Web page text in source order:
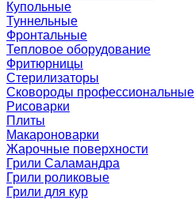
Купольные
Туннельные
Фронтальные
Тепловое оборудование
Фритюрницы
Стерилизаторы
Сковороды профессиональные
Рисоварки
Плиты
Макароноварки
Жарочные поверхности
Грили Саламандра
Грили роликовые
Грили для кур